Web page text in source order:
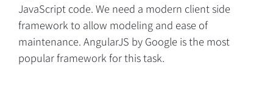
JavaScript code. We need a modern client side
framework to allow modeling and ease of
maintenance. AngularJS by Google is the most
popular framework for this task.